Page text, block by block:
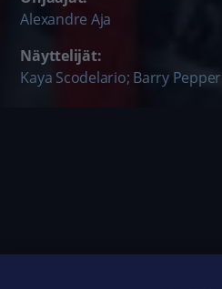
Alexandre Aja
Näyttelijät:
Kaya Scodelario; Barry Pepper